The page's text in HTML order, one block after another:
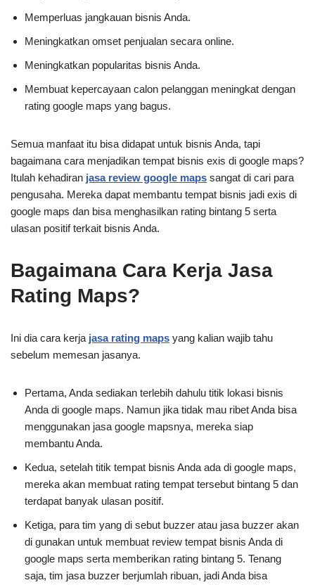
Memperluas jangkauan bisnis Anda.
Meningkatkan omset penjualan secara online.
Meningkatkan popularitas bisnis Anda.
Membuat kepercayaan calon pelanggan meningkat dengan
rating google maps yang bagus.
Semua manfaat itu bisa didapat untuk bisnis Anda, tapi
bagaimana cara menjadikan tempat bisnis exis di google maps?
Itulah kehadiran jasa review google maps sangat di cari para
pengusaha. Mereka dapat membantu tempat bisnis jadi exis di
google maps dan bisa menghasilkan rating bintang 5 serta
ulasan positif terkait bisnis Anda.
Bagaimana Cara Kerja Jasa
Rating Maps?
Ini dia cara kerja jasa rating maps yang kalian wajib tahu
sebelum memesan jasanya.
Pertama, Anda sediakan terlebih dahulu titik lokasi bisnis
Anda di google maps. Namun jika tidak mau ribet Anda bisa
menggunakan jasa google mapsnya, mereka siap
membantu Anda.
Kedua, setelah titik tempat bisnis Anda ada di google maps,
mereka akan membuat rating tempat tersebut bintang 5 dan
terdapat banyak ulasan positif.
Ketiga, para tim yang di sebut buzzer atau jasa buzzer akan
di gunakan untuk membuat review tempat bisnis Anda di
google maps serta memberikan rating bintang 5. Tenang
saja, tim jasa buzzer berjumlah ribuan, jadi Anda bisa